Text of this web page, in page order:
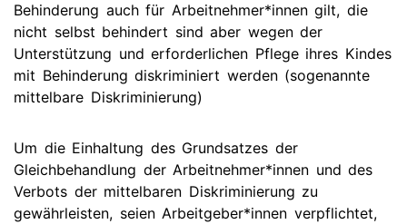
Behinderung auch für Arbeitnehmer*innen gilt, die
nicht selbst behindert sind aber wegen der
Unterstützung und erforderlichen Pflege ihres Kindes
mit Behinderung diskriminiert werden (sogenannte
mittelbare Diskriminierung)
Um die Einhaltung des Grundsatzes der
Gleichbehandlung der Arbeitnehmer*innen und des
Verbots der mittelbaren Diskriminierung zu
gewährleisten, seien Arbeitgeber*innen verpflichtet,